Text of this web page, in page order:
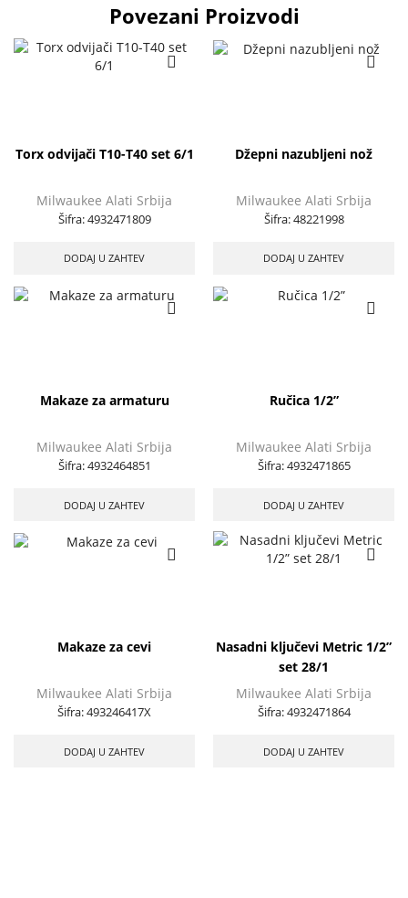
Povezani Proizvodi
Torx odvijači T10-T40 set 6/1
Milwaukee Alati Srbija
Šifra:4932471809
DODAJ U ZAHTEV
Džepni nazubljeni nož
Milwaukee Alati Srbija
Šifra:48221998
DODAJ U ZAHTEV
Makaze za armaturu
Milwaukee Alati Srbija
Šifra:4932464851
DODAJ U ZAHTEV
Ručica 1/2”
Milwaukee Alati Srbija
Šifra:4932471865
DODAJ U ZAHTEV
Makaze za cevi
Milwaukee Alati Srbija
Šifra:493246417X
DODAJ U ZAHTEV
Nasadni ključevi Metric 1/2”
set 28/1
Milwaukee Alati Srbija
Šifra:4932471864
DODAJ U ZAHTEV